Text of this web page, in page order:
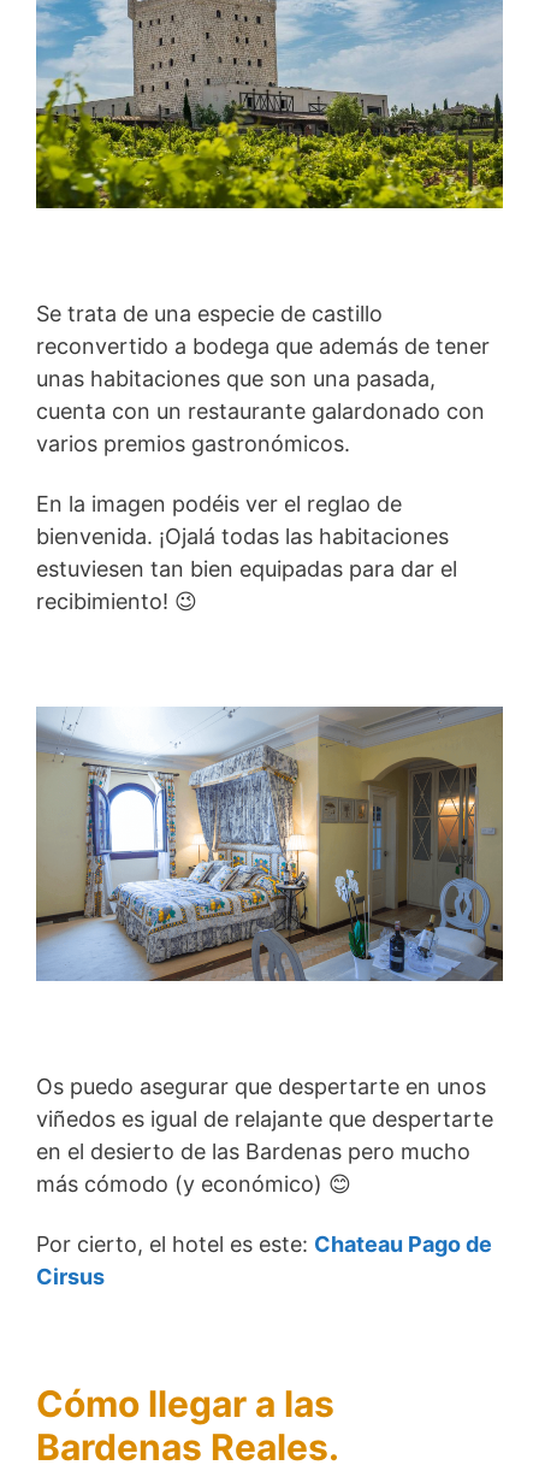
Se trata de una especie de castillo
reconvertido a bodega que además de tener
unas habitaciones que son una pasada,
cuenta con un restaurante galardonado con
varios premios gastronómicos.
En la imagen podéis ver el reglao de
bienvenida. ¡Ojalá todas las habitaciones
estuviesen tan bien equipadas para dar el
recibimiento! 😉
Os puedo asegurar que despertarte en unos
viñedos es igual de relajante que despertarte
en el desierto de las Bardenas pero mucho
más cómodo (y económico) 😊
Por cierto, el hotel es este: Chateau Pago de
Cirsus
Cómo llegar a las
Bardenas Reales.